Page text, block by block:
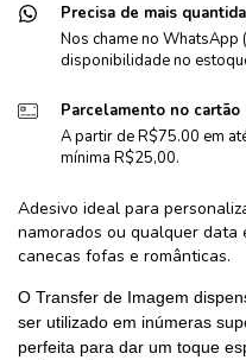
Precisa de mais
Nos chame no
disponibilidade no
Parcelamento no cartão
A partir de R$75.00 em
mínima R$25,00.
Adesivo ideal para
namorados ou qualquer data
canecas fofas e românticas.
O Transfer de Imagem
ser utilizado em inúmeras
perfeita para dar um toque